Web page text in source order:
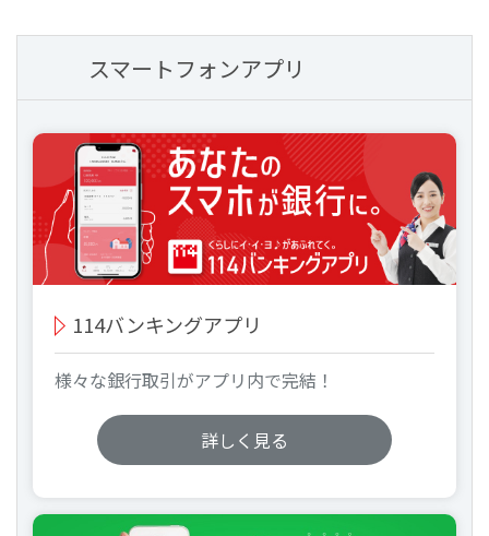
スマートフォンアプリ
114バンキングアプリ
様々な銀行取引がアプリ内で完結！
詳しく見る